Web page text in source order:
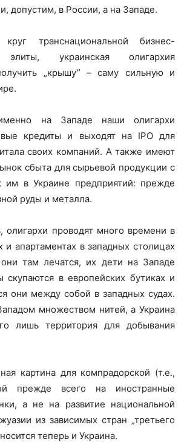
допустим, в России, а на Западе.
транснациональной бизнес-
элиты, украинская олигархия
„крышу” – саму сильную и
на Западе наши олигархи
кредиты и выходят на IPO для
своих компаний. А также имеют
сбыта для сырьевой продукции с
им в Украине предприятий: прежде
руды и металла.
олигархи проводят много времени в
и апартаментах в западных столицах
там лечатся, их дети на Западе
скупаются в европейских бутиках и
они между собой в западных судах.
множеством нитей, а Украина
лишь территория для добывания
картина для компрадорской (т.е.,
прежде всего на иностранные
а не на развитие национальной
из зависимых стран „третьего
теперь и Украина.